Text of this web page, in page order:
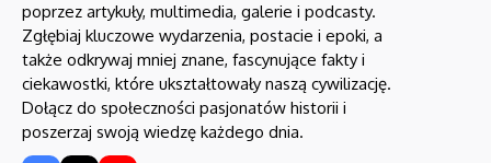
poprzez artykuły, multimedia, galerie i podcasty.
Zgłębiaj kluczowe wydarzenia, postacie i epoki, a
także odkrywaj mniej znane, fascynujące fakty i
ciekawostki, które ukształtowały naszą cywilizację.
Dołącz do społeczności pasjonatów historii i
poszerzaj swoją wiedzę każdego dnia.